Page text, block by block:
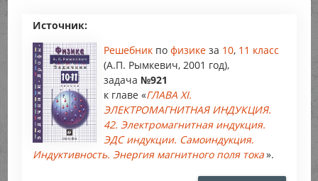
Источник:
Решебник по физике за 10, 11 класс
(А.П. Рымкевич, 2001 год),
задача №921
к главе «ГЛАВА XI.
ЭЛЕКТРОМАГНИТНАЯ ИНДУКЦИЯ.
42. Электромагнитная индукция.
ЭДС индукции. Самоиндукция.
Индуктивность. Энергия магнитного поля тока».